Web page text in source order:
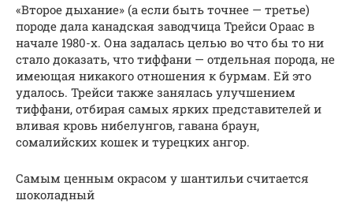
«Второе дыхание» (а если быть точнее — третье)
породе дала канадская заводчица Трейси Ораас в
начале 1980-х. Она задалась целью во что бы то ни
стало доказать, что тиффани — отдельная порода, не
имеющая никакого отношения к бурмам. Ей это
удалось. Трейси также занялась улучшением
тиффани, отбирая самых ярких представителей и
вливая кровь нибелунгов, гавана браун,
сомалийских кошек и турецких ангор.
Самым ценным окрасом у шантильи считается
шоколадный